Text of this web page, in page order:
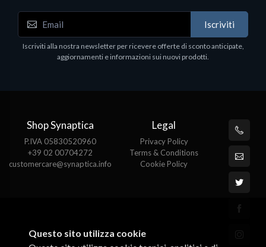
Iscriviti
Iscriviti alla nostra newsletter per ricevere offerte di sconto anticipate,
aggiornamenti e informazioni sui nuovi prodotti.
Shop Synaptica
P.IVA 05830520960
+39 02 00704272
customercare@synaptica.info
Legal
Privacy Policy
Terms & Conditions
Cookie Policy
Questo sito utilizza cookie